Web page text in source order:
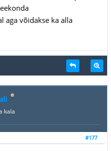
aga võidakse ka alla
kala
#177